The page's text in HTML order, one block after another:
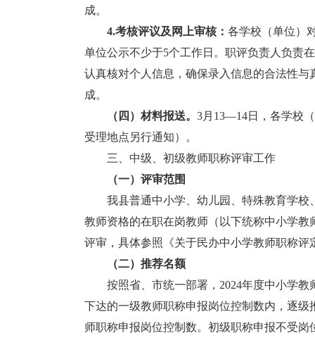
成。
4.考核评议及网上审核： 各学校（单位）
单位公示不少于5个工作日。职评负责人负责
认真核对个人信息，确保录入信息的合法性
成。
（四）材料报送。 3月13—14日，各学校
受理地点另行通知）。
三、中级、初级教师职称评审工作
（一）评审范围
我县普通中小学、幼儿园、特殊教育学校
教师资格的在职在岗教师（以下统称中小学
评审，具体参照《关于民办中小学教师职称
（二）推荐名额
按照省、市统一部署，2024年度中小学教
下达的一级教师职称申报岗位控制数内，逐
师职称申报岗位控制数。初级职称申报不受岗